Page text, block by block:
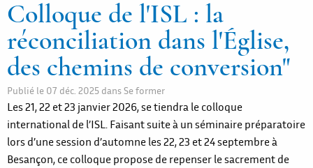
Colloque de l'ISL : la
réconciliation dans l'Église,
des chemins de conversion"
Publié le 07 déc. 2025 dansSe former
Les 21, 22 et 23 janvier 2026, se tiendra le colloque
international de l’ISL. Faisant suite à un séminaire préparatoire
lors d’une session d’automne les 22, 23 et 24 septembre à
Besançon, ce colloque propose de repenser le sacrement de